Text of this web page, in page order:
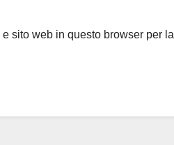
sito web in questo browser per